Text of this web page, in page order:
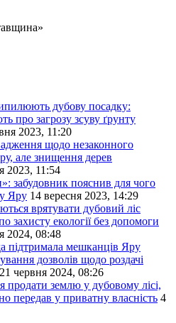
дубову посадку:
про загрозу зсуву ґрунту
2023, 11:20
щодо незаконного
але знищення дерев
2023, 11:54
забудовник пояснив для чого
Яру 14 вересня 2023, 14:29
врятувати дубовий ліс
захисту екології без допомоги
2024, 08:48
підтримала мешканців Яру
дозволів щодо роздачі
21 червня 2024, 08:26
продати землю у дубовому лісі,
передав у приватну власність 4